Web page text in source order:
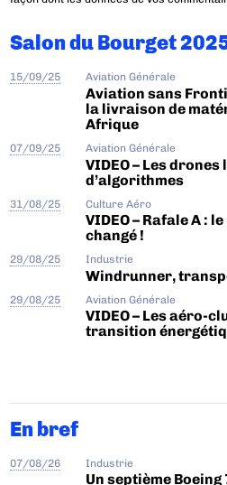
Salon du Bourget
15/09/25 Aviation Générale
Aviation sans
la livraison de
Afrique
07/09/25 Aviation Générale
VIDEO – Les
d’algorithmes
31/08/25 Culture Aéro
VIDEO – Rafale A :
changé !
29/08/25 Industrie
Windrunner,
29/08/25 Aviation Générale
VIDEO – Les aéro-
transition
En bref
07/08/26 Industrie
Un septième